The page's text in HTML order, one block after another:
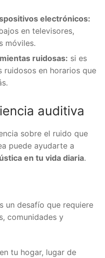
electrónicos:
en televisores,
móviles.
ruidosas: si es
ruidosos en horarios que
auditiva
sobre el ruido que
puede ayudarte a
en tu vida diaria.
un desafío que requiere
comunidades y
tu hogar, lugar de